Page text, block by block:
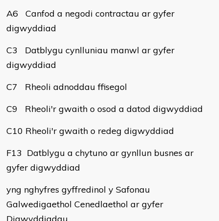
A6 Canfod a negodi contractau ar gyfer
digwyddiad
C3 Datblygu cynlluniau manwl ar gyfer
digwyddiad
C7 Rheoli adnoddau ffisegol
C9 Rheoli'r gwaith o osod a datod digwyddiad
C10 Rheoli'r gwaith o redeg digwyddiad
F13 Datblygu a chytuno ar gynllun busnes ar
gyfer digwyddiad
yng nghyfres gyffredinol y Safonau
Galwedigaethol Cenedlaethol ar gyfer